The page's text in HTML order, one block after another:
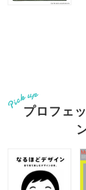
プロフェ